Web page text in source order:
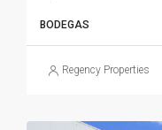
BODEGAS
Regency Properties